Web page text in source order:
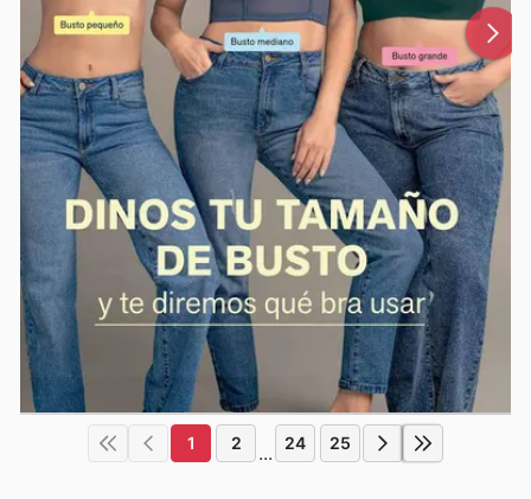
1 2 ... 24 25